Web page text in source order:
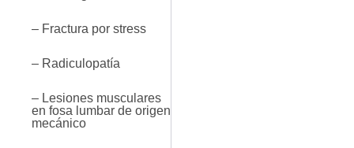
– Fractura por stress
– Radiculopatía
– Lesiones musculares
en fosa lumbar de origen
mecánico